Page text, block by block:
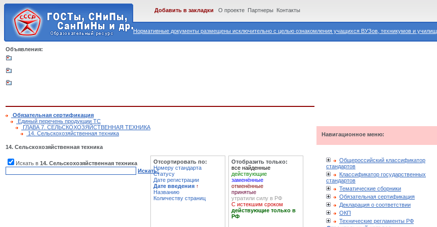
Нормативные документы размещены исключительно с целью ознакомления учащихся ВУЗов, техникумов и училищ.
Добавить в закладки О проекте Партнеры Контакты
Объявления:
Обязательная сертификация
Единый перечень продукции ТС
ГЛАВА 7. СЕЛЬСКОХОЗЯЙСТВЕННАЯ ТЕХНИКА
14. Сельскохозяйственная техника
14. Сельскохозяйственная техника
Искать в 14. Сельскохозяйственная техника
Искать!
Отсортировать по:
Номеру стандарта
Статусу
Дате регистрации
Дате введения ↑
Названию
Количеству страниц
Отобразить только:
все найденные
действующие
заменённые
отменённые
принятые
утратили силу в РФ
С истекшим сроком
действующие только в
РФ
Навигационное меню:
Общероссийский классификатор
стандартов
Классификатор государственных
стандартов
Тематические сборники
Обязательная сертификация
Декларация о соответствии
ОКП
Технические регламенты РФ